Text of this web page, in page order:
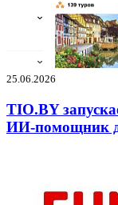
25.06.2026
TIO.BY
ИИ-помощник